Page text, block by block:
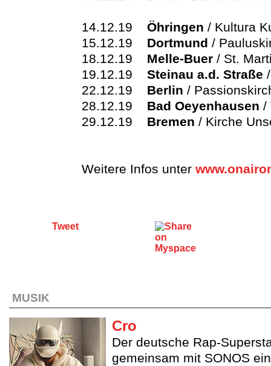
14.12.19 Öhringen / Kultura
15.12.19 Dortmund /
18.12.19
Melle-Buer / St.
19.12.19 Steinau a.d. Straße
22.12.19 Berlin /
28.12.19 Bad Oeyenhausen /
29.12.19 Bremen / Kirche
Weitere Infos unter
Tweet
MUSIK
Cro
Der deutsche Rap-
gemeinsam mit SONOS